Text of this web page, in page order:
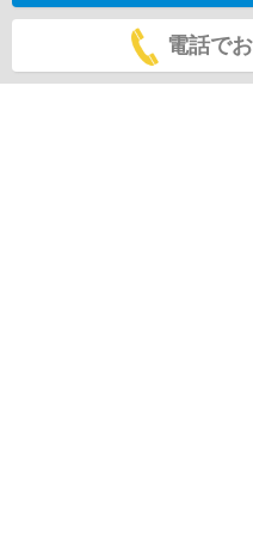
電話で